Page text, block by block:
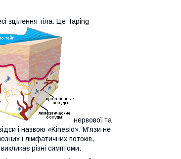
зцілення тіла. Це Taping
нервової та
і назвою «Kinesio». М'язи не
і лімфатичних потоків,
різні симптоми.